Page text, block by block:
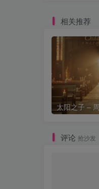
相关推荐
评论 抢沙发